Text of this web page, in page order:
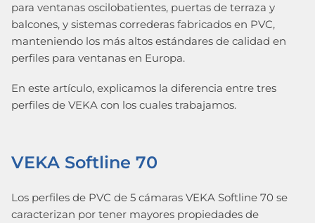
para ventanas oscilobatientes, puertas de terraza y
balcones, y sistemas correderas fabricados en PVC,
manteniendo los más altos estándares de calidad en
perfiles para ventanas en Europa.
En este artículo, explicamos la diferencia entre tres
perfiles de VEKA con los cuales trabajamos.
VEKA Softline 70
Los perfiles de PVC de 5 cámaras VEKA Softline 70 se
caracterizan por tener mayores propiedades de